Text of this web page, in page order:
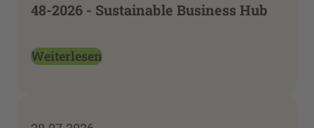
48-2026 - Sustainable Business Hub
Weiterlesen